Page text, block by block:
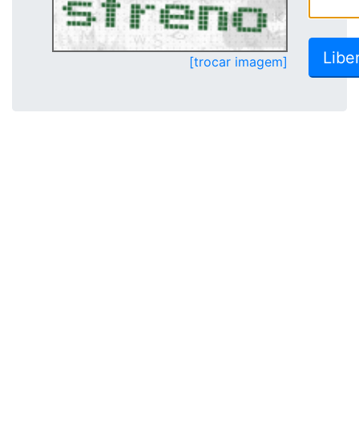
[trocar imagem]